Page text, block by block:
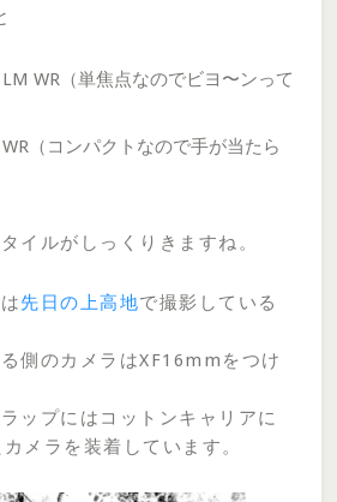
WR（単焦点なのでビヨ〜ンって
（コンパクトなので手が当たら
イルがしっくりきますね。
先日の上高地で撮影している
側のカメラはXF16mmをつけ
ップにはコットンキャリアに
メラを装着しています。